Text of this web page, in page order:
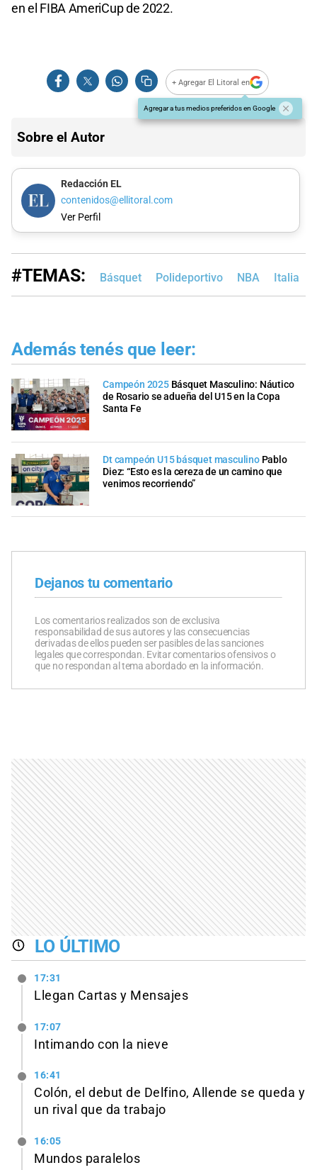
en el FIBA AmeriCup de 2022.
+ Agregar El Litoral en
Agregar a tus medios preferidos en Google
Sobre el Autor
Redacción EL
contenidos@ellitoral.com
Ver Perfil
#TEMAS: Básquet Polideportivo NBA Italia
Además tenés que leer:
Campeón 2025 Básquet Masculino: Náutico
de Rosario se adueña del U15 en la Copa
Santa Fe
Dt campeón U15 básquet masculino Pablo
Diez: “Esto es la cereza de un camino que
venimos recorriendo”
Dejanos tu comentario
Los comentarios realizados son de exclusiva
responsabilidad de sus autores y las consecuencias
derivadas de ellos pueden ser pasibles de las sanciones
legales que correspondan. Evitar comentarios ofensivos o
que no respondan al tema abordado en la información.
LO ÚLTIMO
17:31
Llegan Cartas y Mensajes
17:07
Intimando con la nieve
16:41
Colón, el debut de Delfino, Allende se queda y
un rival que da trabajo
16:05
Mundos paralelos